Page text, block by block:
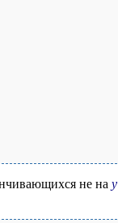
не на y